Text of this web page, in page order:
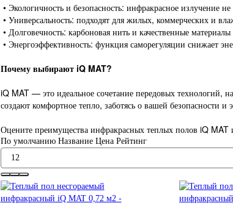
• Экологичность и безопасность: инфракрасное излучение
• Универсальность: подходят для жилых, коммерческих и
• Долговечность: карбоновая нить и качественные
• Энергоэффективность: функция саморегуляции снижает
Почему выбирают iQ MAT?
iQ MAT — это идеальное сочетание передовых технологий,
создают комфортное тепло, заботясь о вашей безопасности и
Оцените преимущества инфракрасных теплых полов iQ
По умолчанию Название Цена Рейтинг